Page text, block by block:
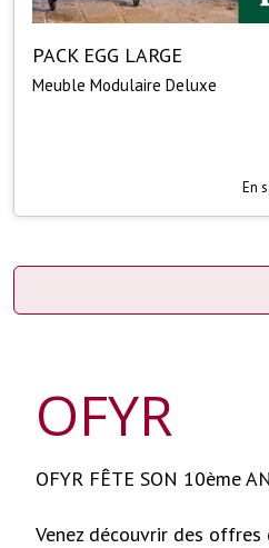
PACK EGG LARGE
Meuble Modulaire Deluxe
En
OFYR
OFYR FÊTE SON 10ème
Venez découvrir des